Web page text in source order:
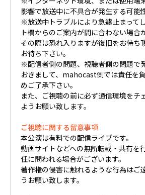
影響で放送中に不具合が発生する可能
※放送中トラブルにより急遽止まって
ト欄からのご案内が間に合わない場合
その際は恐れ入りますが復旧をお待ち
お待ち下さい。
※配信者側の問題、視聴者側の問題で
おきまして、mahocast側では責任を
めご了承下さい。
また、ご視聴の前に必ず通信環境をチ
ようお願い致します。
ご視聴に関する留意事項
本公演は有料での配信ライブです。
動画サイトなどへの無断転載・共有を
任に問われる場合がございます。
著作権の侵害に触れるような行為はご
うお願い致します。